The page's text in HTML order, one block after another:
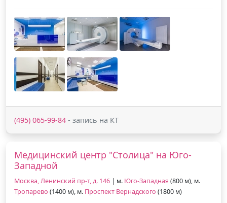
(495) 065-99-84 - запись на КТ
Медицинский центр "Столица" на Юго-
Западной
Москва, Ленинский пр-т, д. 146 | м. Юго-Западная (800 м), м.
Тропарево (1400 м), м. Проспект Вернадского (1800 м)